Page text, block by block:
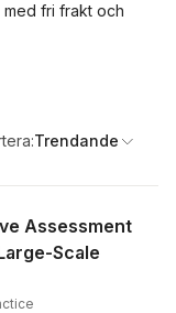
fri frakt och
Trendande
Assessment
Scale